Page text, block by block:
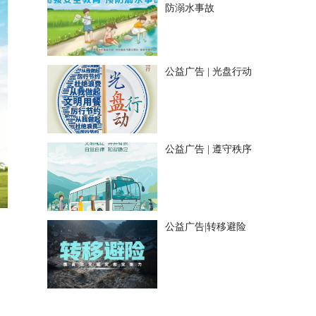
防溺水事故
公益广告 | 光盘行动
公益广告 | 遵守秩序
公益广告|转移避险